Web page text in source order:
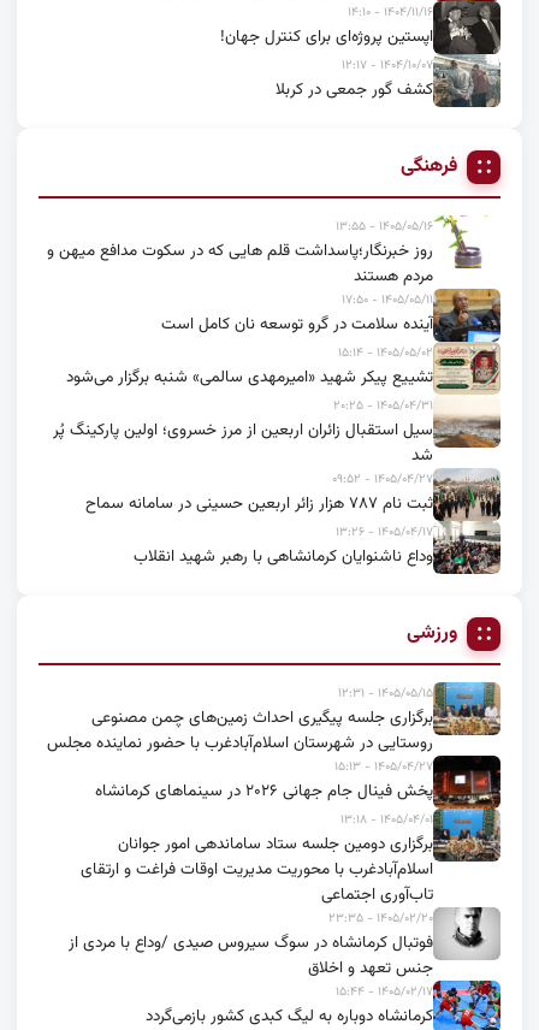
۱۴۰۴/۱۱/۱۶ - ۱۴:۱۰
اپستین پروژه‌ای برای کنترل جهان!
۱۴۰۴/۱۰/۰۷ - ۱۲:۱۷
کشف گور جمعی در کربلا
فرهنگی
۱۴۰۵/۰۵/۱۶ - ۱۳:۵۵
روز خبرنگار؛پاسداشت قلم هایی که در سکوت مدافع میهن و
مردم هستند
۱۴۰۵/۰۵/۱۱ - ۱۷:۵۰
آینده سلامت در گرو توسعه نان کامل است
۱۴۰۵/۰۵/۰۲ - ۱۵:۱۴
تشییع پیکر شهید «امیرمهدی سالمی» شنبه برگزار می‌شود
۱۴۰۵/۰۴/۳۱ - ۲۰:۲۵
سیل استقبال زائران اربعین از مرز خسروی؛ اولین پارکینگ پُر
شد
۱۴۰۵/۰۴/۲۷ - ۰۹:۵۲
ثبت نام ۷۸۷ هزار زائر اربعین حسینی در سامانه سماح
۱۴۰۵/۰۴/۱۷ - ۱۳:۲۶
وداع ناشنوایان کرمانشاهی با رهبر شهید انقلاب
ورزشی
۱۴۰۵/۰۵/۱۵ - ۱۲:۳۱
برگزاری جلسه پیگیری احداث زمین‌های چمن مصنوعی
روستایی در شهرستان اسلام‌آبادغرب با حضور نماینده مجلس
۱۴۰۵/۰۴/۲۷ - ۱۵:۱۳
پخش فینال جام جهانی ۲۰۲۶ در سینماهای کرمانشاه
۱۴۰۵/۰۴/۰۱ - ۱۳:۱۸
برگزاری دومین جلسه ستاد ساماندهی امور جوانان
اسلام‌آبادغرب با محوریت مدیریت اوقات فراغت و ارتقای
تاب‌آوری اجتماعی
۱۴۰۵/۰۲/۲۰ - ۲۳:۳۵
فوتبال کرمانشاه در سوگ سیروس صیدی /وداع با مردی از
جنس تعهد و اخلاق
۱۴۰۵/۰۲/۱۷ - ۱۵:۴۴
کرمانشاه دوباره به لیگ کبدی کشور بازمی‌گردد